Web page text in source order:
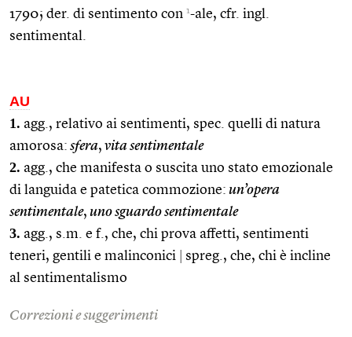
1790; der. di sentimento con 1-ale, cfr. ingl.
sentimental.
AU
1. agg., relativo ai sentimenti, spec. quelli di natura
amorosa: sfera, vita sentimentale
2. agg., che manifesta o suscita uno stato emozionale
di languida e patetica commozione: un’opera
sentimentale, uno sguardo sentimentale
3. agg., s.m. e f., che, chi prova affetti, sentimenti
teneri, gentili e malinconici
spreg., che, chi è incline
al sentimentalismo
Correzioni e suggerimenti